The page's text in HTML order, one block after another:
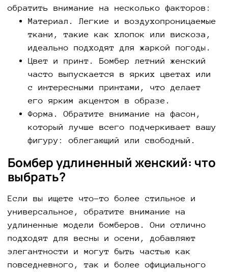
обратить внимание на несколько факторов:
Материал. Легкие и воздухопроницаемые
ткани, такие как хлопок или вискоза,
идеально подходят для жаркой погоды.
Цвет и принт. Бомбер летний женский
часто выпускается в ярких цветах или
с интересными принтами, что делает
его ярким акцентом в образе.
Форма. Обратите внимание на фасон,
который лучше всего подчеркивает вашу
фигуру: облегающий или свободный.
Бомбер удлиненный женский: что
выбрать?
Если вы ищете что-то более стильное и
универсальное, обратите внимание на
удлиненные модели бомберов. Они отлично
подходят для весны и осени, добавляют
элегантности и могут быть частью как
повседневного, так и более официального